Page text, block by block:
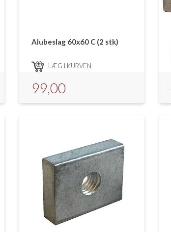
Alubeslag 60x60 C (2 stk)
LÆG I KURVEN
99,00